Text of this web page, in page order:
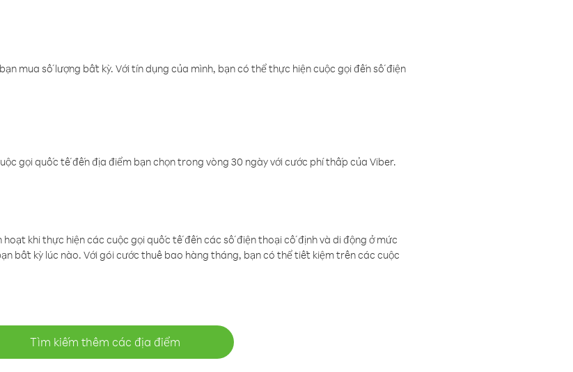
mua số lượng bất kỳ. Với tín dụng của mình, bạn có thể thực hiện cuộc gọi đến số điện
gọi quốc tế đến địa điểm bạn chọn trong vòng 30 ngày với cước phí thấp của Viber.
khi thực hiện các cuộc gọi quốc tế đến các số điện thoại cố định và di động ở mức
bất kỳ lúc nào. Với gói cước thuê bao hàng tháng, bạn có thể tiết kiệm trên các cuộc
Tìm kiếm thêm các địa điểm